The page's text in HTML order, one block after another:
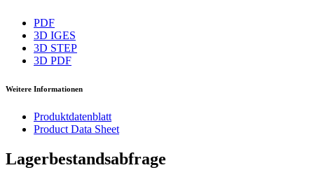
PDF
3D IGES
3D STEP
3D PDF
Weitere Informationen
Produktdatenblatt
Product Data Sheet
Lagerbestandsabfrage